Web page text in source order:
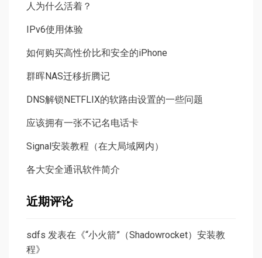
人为什么活着？
IPv6使用体验
如何购买高性价比和安全的iPhone
群晖NAS迁移折腾记
DNS解锁NETFLIX的软路由设置的一些问题
应该拥有一张不记名电话卡
Signal安装教程（在大局域网内）
各大安全通讯软件简介
近期评论
sdfs 发表在《“小火箭”（Shadowrocket）安装教
程》